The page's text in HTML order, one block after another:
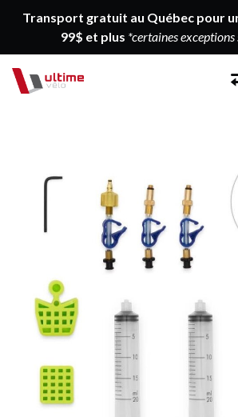
Transport gratuit au Québec pour
99$ et plus *certaines